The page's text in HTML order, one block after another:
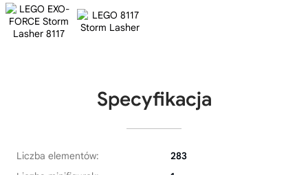
Specyfikacja
Liczba elementów:
283